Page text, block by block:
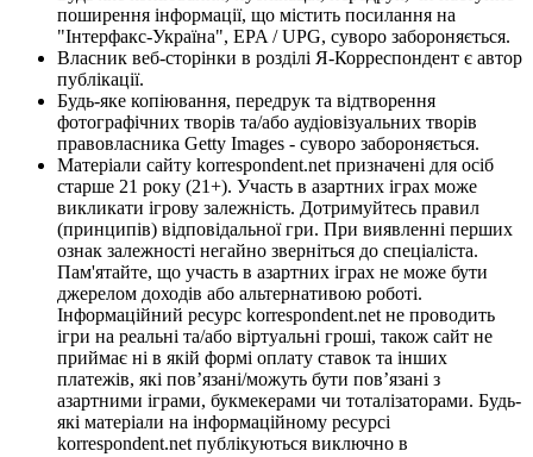
поширення інформації, що містить посилання на
"Інтерфакс-Україна", EPA / UPG, суворо забороняється.
Власник веб-сторінки в розділі Я-Корреспондент є автор
публікації.
Будь-яке копіювання, передрук та відтворення
фотографічних творів та/або аудіовізуальних творів
правовласника Getty Images - суворо забороняється.
Матеріали сайту korrespondent.net призначені для осіб
старше 21 року (21+). Участь в азартних іграх може
викликати ігрову залежність. Дотримуйтесь правил
(принципів) відповідальної гри. При виявленні перших
ознак залежності негайно зверніться до спеціаліста.
Пам'ятайте, що участь в азартних іграх не може бути
джерелом доходів або альтернативою роботі.
Інформаційний ресурс korrespondent.net не проводить
ігри на реальні та/або віртуальні гроші, також сайт не
приймає ні в якій формі оплату ставок та інших
платежів, які пов’язані/можуть бути пов’язані з
азартними іграми, букмекерами чи тоталізаторами. Будь-
які матеріали на інформаційному ресурсі
korrespondent.net публікуються виключно в